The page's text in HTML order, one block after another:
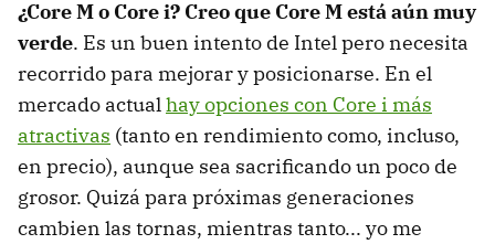
¿Core M o Core i? Creo que Core M está aún muy
verde. Es un buen intento de Intel pero necesita
recorrido para mejorar y posicionarse. En el
mercado actual hay opciones con Core i más
atractivas (tanto en rendimiento como, incluso,
en precio), aunque sea sacrificando un poco de
grosor. Quizá para próximas generaciones
cambien las tornas, mientras tanto... yo me